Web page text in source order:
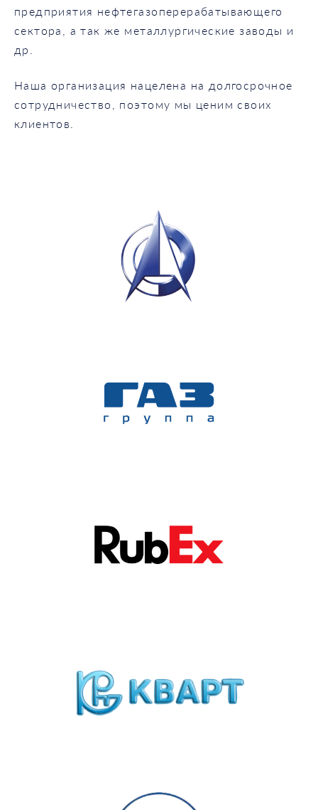
предприятия нефтегазоперерабатывающего
сектора, а так же металлургические заводы и
др.
Наша организация нацелена на долгосрочное
сотрудничество, поэтому мы ценим своих
клиентов.